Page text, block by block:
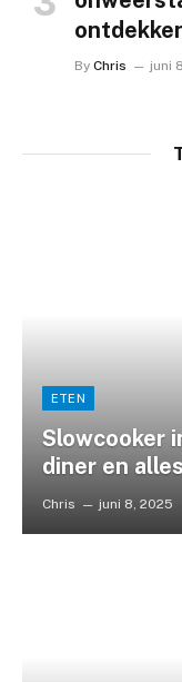
By Chris juni
ETEN
Slowcooker
diner en
Chris juni 8, 2025